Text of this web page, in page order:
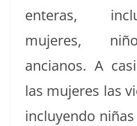
enteras,
mujeres,
ancianos. A
las mujeres las
incluyen­do